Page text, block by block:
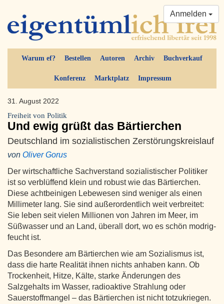
Warum ef? Bestellen Autoren Archiv Buchverkauf
Konferenz Marktplatz Impressum
Anmelden
31. August 2022
Freiheit von Politik
Und ewig grüßt das Bärtierchen
Deutschland im sozialistischen Zerstörungskreislauf
von Oliver Gorus
Der wirtschaftliche Sachverstand sozialistischer Politiker
ist so verblüffend klein und robust wie das Bärtierchen.
Diese achtbeinigen Lebewesen sind weniger als einen
Millimeter lang. Sie sind außerordentlich weit verbreitet:
Sie leben seit vielen Millionen von Jahren im Meer, im
Süßwasser und an Land, überall dort, wo es schön modrig-
feucht ist.
Das Besondere am Bärtierchen wie am Sozialismus ist,
dass die harte Realität ihnen nichts anhaben kann. Ob
Trockenheit, Hitze, Kälte, starke Änderungen des
Salzgehalts im Wasser, radioaktive Strahlung oder
Sauerstoffmangel – das Bärtierchen ist nicht totzukriegen.